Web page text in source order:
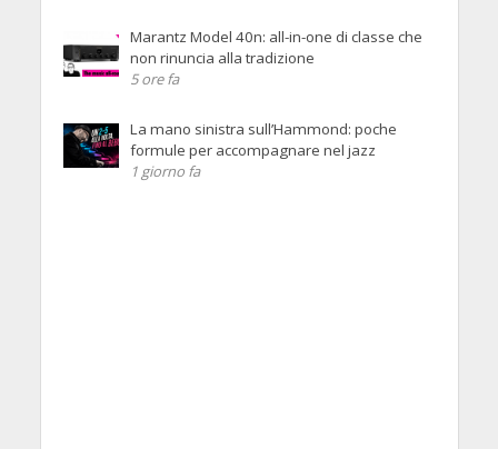
Marantz Model 40n: all-in-one di classe che
non rinuncia alla tradizione
5 ore fa
La mano sinistra sull’Hammond: poche
formule per accompagnare nel jazz
1 giorno fa